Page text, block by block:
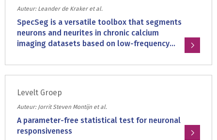
cortex
Direction
Selectivity
in
the
of
the
Optic
of
Albino
Mice
Auteur: Leander de Kraker et al.
SpecSeg is a versatile toolbox that segments
neurons and neurites in chronic calcium
imaging datasets based on low-frequency
SpecSeg
is
a
versatile
Levelt Groep
Auteur: Jorrit Steven Montijn et al.
A parameter-free statistical test for neuronal
responsiveness